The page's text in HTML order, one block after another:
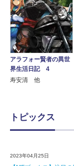
アラフォー賢者の異世
界生活日記 4
寿安清 他
トピックス
2023年04月25日